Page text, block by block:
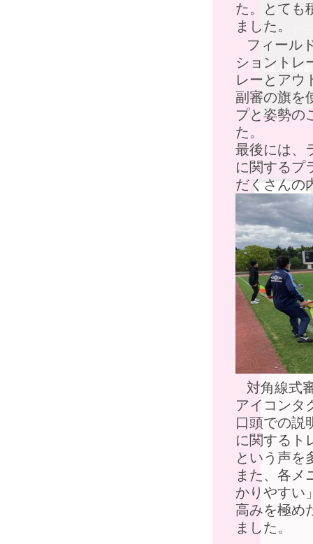
た。とても
ました。
フィール
ショントレ
レーとアウ
副審の旗を
プと姿勢の
た。
最後には、
に関するプ
だくさんの
対角線式
アイコンタ
口頭での説
に関するト
という声を
また、各メ
かりやすい
高みを極め
ました。